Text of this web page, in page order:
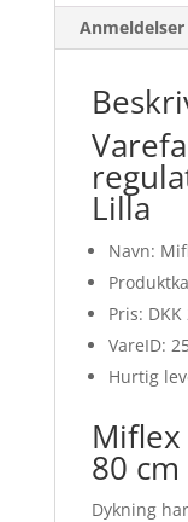
Anmeldelser
Lilla
Navn:
Pris: DKK
VareID:
Hurtig
80
Dykning